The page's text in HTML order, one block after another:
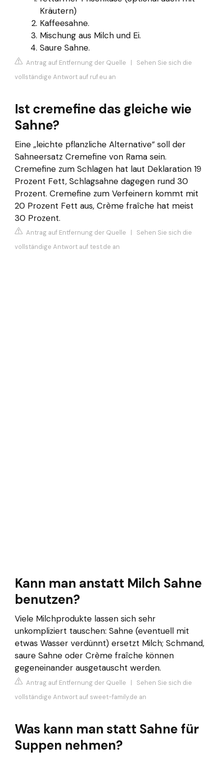
Kräutern)
Kaffeesahne.
Mischung aus Milch und Ei.
Saure Sahne.
Antrag auf Entfernung der Quelle | Sehen Sie sich die
vollständige Antwort auf ruf.eu an
Ist cremefine das gleiche wie
Sahne?
Eine „leichte pflanzliche Alternative“ soll der
Sahneersatz Cremefine von Rama sein.
Cremefine zum Schlagen hat laut Deklaration 19
Prozent Fett, Schlagsahne dagegen rund 30
Prozent. Cremefine zum Verfeinern kommt mit
20 Prozent Fett aus, Crème fraîche hat meist
30 Prozent.
Antrag auf Entfernung der Quelle | Sehen Sie sich die
vollständige Antwort auf test.de an
Kann man anstatt Milch Sahne
benutzen?
Viele Milchprodukte lassen sich sehr
unkompliziert tauschen: Sahne (eventuell mit
etwas Wasser verdünnt) ersetzt Milch; Schmand,
saure Sahne oder Crème fraîche können
gegeneinander ausgetauscht werden.
Antrag auf Entfernung der Quelle | Sehen Sie sich die
vollständige Antwort auf sweet-family.de an
Was kann man statt Sahne für
Suppen nehmen?